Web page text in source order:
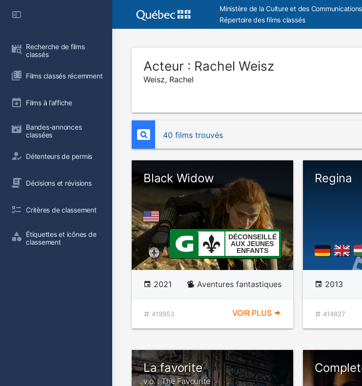
Recherche de films
classés
Films classés récemment
Films à l’affiche
Bandes-annonces
classées
Détenteurs de permis
Décisions et révisions
Critères de classement
Étiquettes et icônes de
classement
Ministère de la Culture et des Communications
Répertoire des films classés
Acteur : Rachel Weisz
Weisz, Rachel
40 films trouvés
Black Widow
DÉCONSEILLÉ
AUX JEUNES
ENFANTS
2021 Aventures fantastiques
419953 VOIR PLUS
Regina
2013
414827
La favorite
v.o. : The Favourite